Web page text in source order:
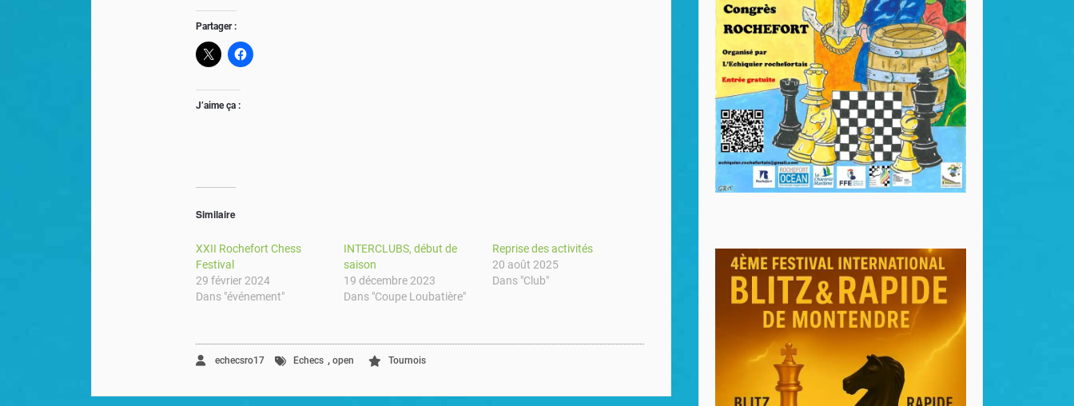
Partager :
J’aime ça :
Similaire
XXII Rochefort Chess
Festival
29 février 2024
Dans "événement"
INTERCLUBS, début de
saison
19 décembre 2023
Dans "Coupe Loubatière"
Reprise des activités
20 août 2025
Dans "Club"
echecsro17 Echecs ,open Tournois